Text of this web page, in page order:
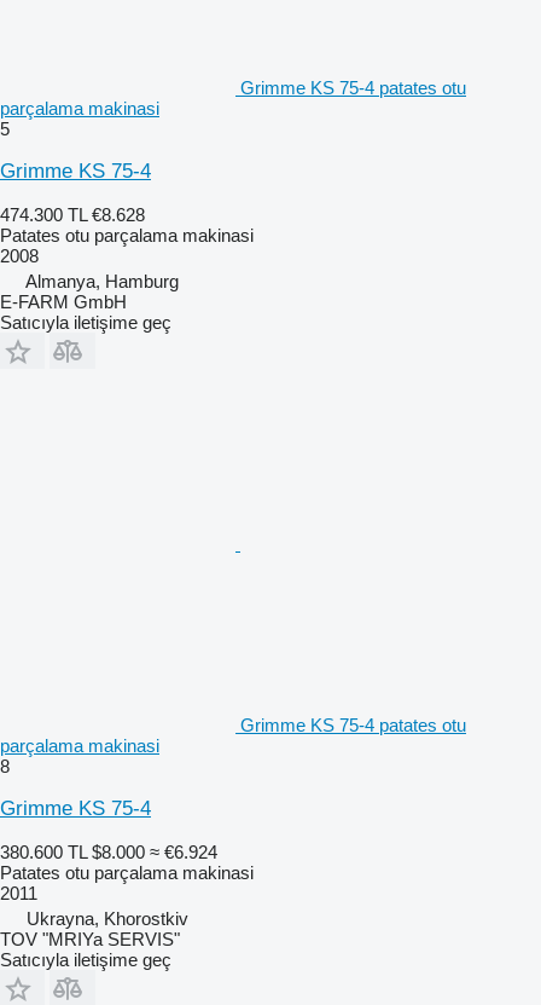
Grimme KS 75-4 patates otu
parçalama makinasi
5
Grimme KS 75-4
474.300 TL €8.628
Patates otu parçalama makinasi
2008
Almanya, Hamburg
E-FARM GmbH
Satıcıyla iletişime geç
Grimme KS 75-4 patates otu
parçalama makinasi
8
Grimme KS 75-4
380.600 TL $8.000 ≈ €6.924
Patates otu parçalama makinasi
2011
Ukrayna, Khorostkiv
TOV "MRIYa SERVIS"
Satıcıyla iletişime geç